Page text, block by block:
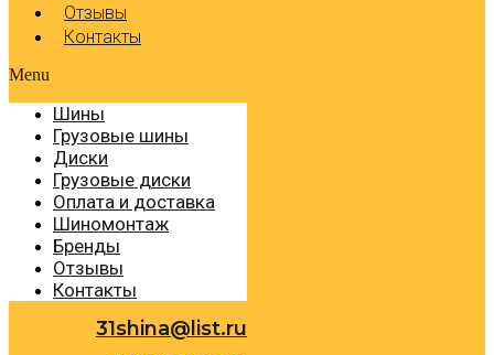
Отзывы
Контакты
Menu
Шины
Грузовые шины
Диски
Грузовые диски
Оплата и доставка
Шиномонтаж
Бренды
Отзывы
Контакты
31shina@list.ru